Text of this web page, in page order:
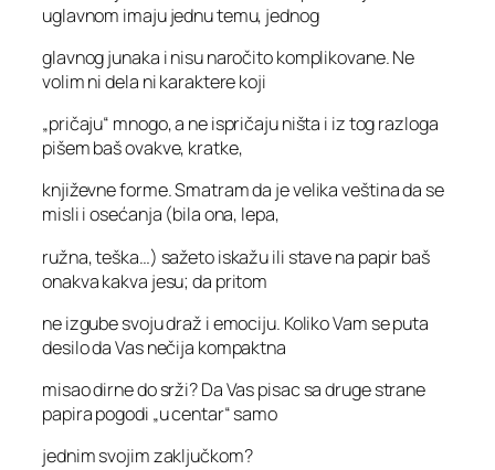
uglavnom imaju jednu temu, jednog
glavnog junaka i nisu naročito komplikovane. Ne
volim ni dela ni karaktere koji
„pričaju“ mnogo, a ne ispričaju ništa i iz tog razloga
pišem baš ovakve, kratke,
književne forme. Smatram da je velika veština da se
misli i osećanja (bila ona, lepa,
ružna, teška…) sažeto iskažu ili stave na papir baš
onakva kakva jesu; da pritom
ne izgube svoju draž i emociju. Koliko Vam se puta
desilo da Vas nečija kompaktna
misao dirne do srži? Da Vas pisac sa druge strane
papira pogodi „u centar“ samo
jednim svojim zaključkom?